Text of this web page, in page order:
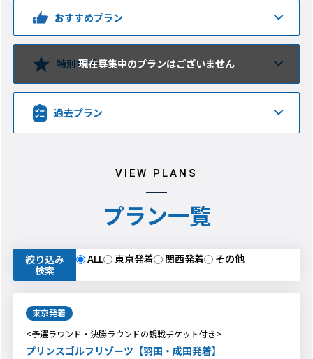
おすすめプラン
特別なプラン
過去プラン
VIEW PLANS
プラン一覧
絞り込み
検索
ALL 東京発着 関西発着 その他
東京発着
<予選ラウンド・決勝ラウンドの観戦チケット付き>
プリンスゴルフリゾーツ【羽田・成田発着】